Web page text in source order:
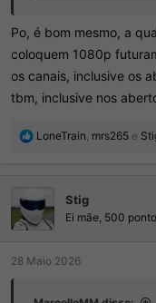
Po, é bom mesmo, a
coloquem 1080p
os canais, inclusive os
tbm, inclusive nos
R
õ
e
LoneTrain, mrs265 e
Stig
Ei mãe, 500
28 Maio 2026